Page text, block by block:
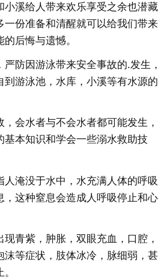
小溪给人带来欢乐享受之余也潜藏
一份准备和清醒就可以给我们带来
后悔与遗憾。
防因游泳带来安全事故的.发生，
到游泳池，水库，小溪等有水源的
会水者与不会水者都可能发生，
基本知识和学会一些溺水救助技
人淹没于水中，水充满人体的呼吸
，这种窒息会造成人呼吸停止和心
青紫，肿胀，双眼充血，口腔，
沫等症状，肢体冰冷，脉细弱，甚